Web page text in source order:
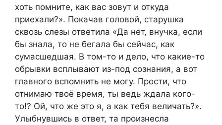
хоть помните, как вас зовут и откуда
приехали?». Покачав головой, старушка
сквозь слезы ответила «Да нет, внучка, если
бы знала, то не бегала бы сейчас, как
сумасшедшая. В том-то и дело, что какие-то
обрывки всплывают из-под сознания, а вот
главного вспомнить не могу. Прости, что
отнимаю твоё время, ты ведь ждала кого-
то!? Ой, что же это я, а как тебя величать?».
Улыбнувшись в ответ, та произнесла